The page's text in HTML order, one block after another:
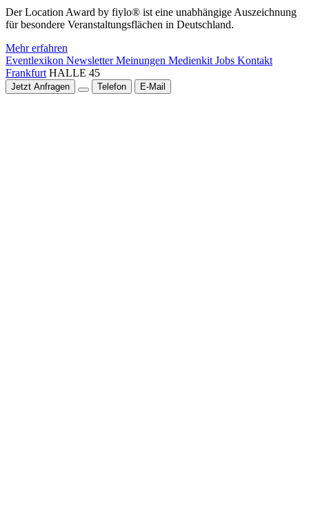
Der Location Award by fiylo® ist eine unabhängige Auszeichnung
für besondere Veranstaltungsflächen in Deutschland.
Mehr erfahren
Eventlexikon NewsletterMeinungen Medienkit Jobs Kontakt
Frankfurt HALLE 45
Jetzt Anfragen Telefon E-Mail